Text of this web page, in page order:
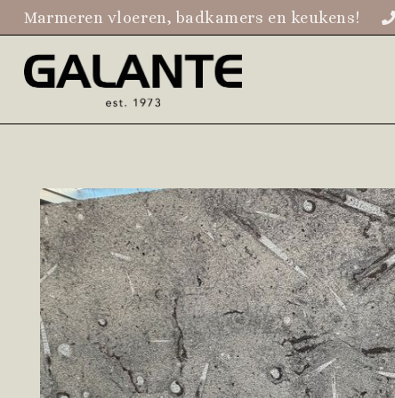
Marmeren vloeren, badkamers en keukens!